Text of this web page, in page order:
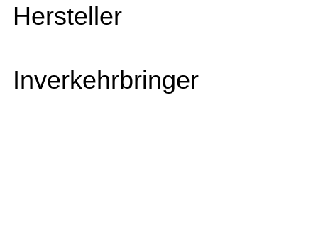
Hersteller
Inverkehrbringer